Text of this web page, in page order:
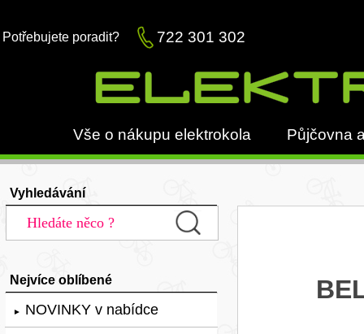
Potřebujete poradit? 722 301 302
Vše o nákupu elektrokola Půjčovna
Vyhledávání
Nejvíce oblíbené
► NOVINKY v nabídce